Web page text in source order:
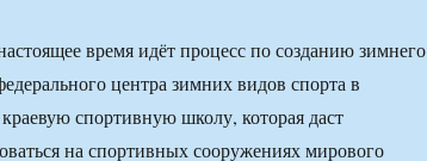
время идёт процесс по созданию зимнего
центра зимних видов спорта в
спортивную школу, которая даст
на спортивных сооружениях мирового